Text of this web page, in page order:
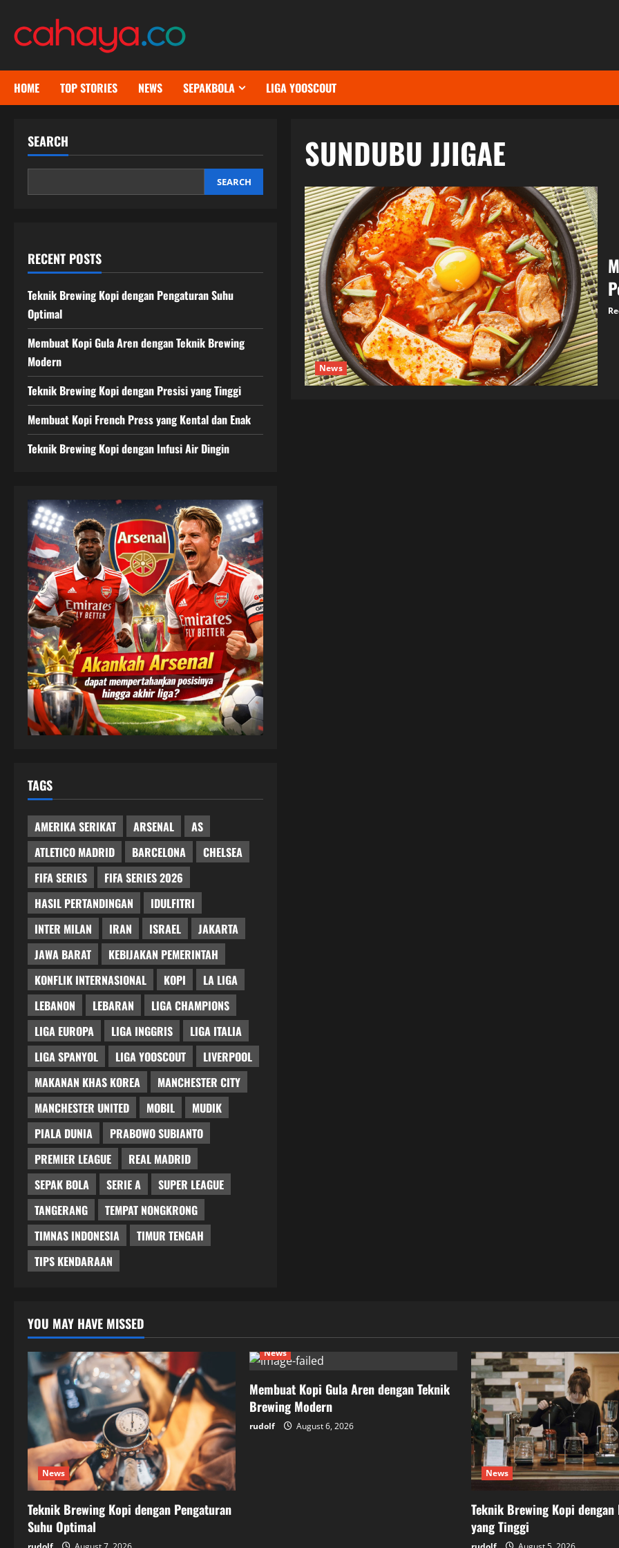
content
HOME TOP STORIES NEWS SEPAKBOLA LIGA YOOSCOUT
SUNDUBU JJIGAE
News
SEARCH
SEARCH
RECENT POSTS
Teknik Brewing Kopi dengan Pengaturan Suhu
Optimal
Membuat Kopi Gula Aren dengan Teknik Brewing
Modern
Teknik Brewing Kopi dengan Presisi yang Tinggi
Membuat Kopi French Press yang Kental dan Enak
Teknik Brewing Kopi dengan Infusi Air Dingin
TAGS
AMERIKA SERIKAT ARSENAL
AS
ATLETICO MADRID
BARCELONA
CHELSEA
FIFA SERIES
FIFA SERIES 2026
HASIL PERTANDINGAN
IDULFITRI
INTER MILAN
IRAN ISRAEL
JAKARTA
JAWA BARAT
KEBIJAKAN PEMERINTAH
KONFLIK INTERNASIONAL
KOPI
LA LIGA
LEBANON
LEBARAN
LIGA CHAMPIONS
LIGA EUROPA
LIGA INGGRIS
LIGA ITALIA
LIGA SPANYOL
LIGA YOOSCOUT
LIVERPOOL
MAKANAN KHAS KOREA
MANCHESTER CITY
MANCHESTER UNITED
MOBIL
MUDIK
PIALA DUNIA
PRABOWO SUBIANTO
PREMIER LEAGUE
REAL MADRID
SEPAK BOLA
SERIE A
SUPER LEAGUE
TANGERANG
TEMPAT NONGKRONG
TIMNAS INDONESIA
TIMUR TENGAH
TIPS KENDARAAN
YOU MAY HAVE MISSED
News
Teknik Brewing Kopi dengan Pengaturan
Suhu Optimal
News
Membuat Kopi Gula Aren dengan Teknik
Brewing Modern
rudolf August 6, 2026
News
Teknik Brewing Kopi dengan
yang Tinggi